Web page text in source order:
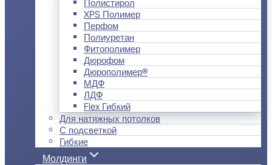
XPS Полимер
Перфом
Полиуретан
Фитополимер
Дюрофом
Дюрополимер®
МДФ
ЛДФ
Flex Гибкий
Для натяжных потолков
С подсветкой
Гибкие
Молдинги